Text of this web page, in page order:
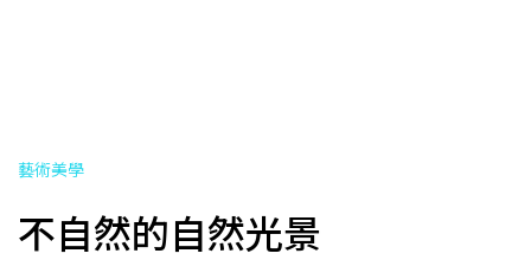
藝術美學
不自然的自然光景